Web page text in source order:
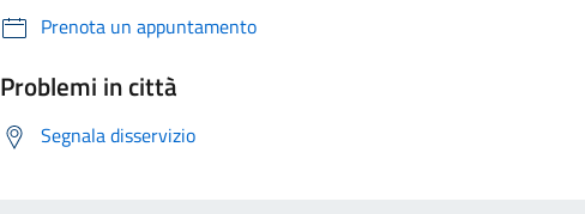
Prenota un appuntamento
Problemi in città
Segnala disservizio